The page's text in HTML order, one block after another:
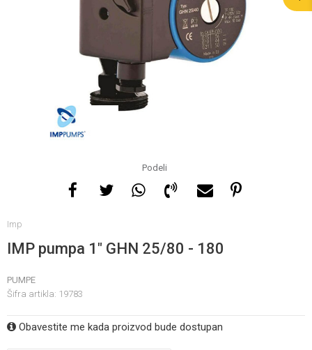
Podeli
Imp
IMP pumpa 1" GHN 25/80 - 180
PUMPE
Šifra artikla: 19783
Obavestite me kada proizvod bude dostupan
POMOĆ PRI
KUPOVINI
nedelje